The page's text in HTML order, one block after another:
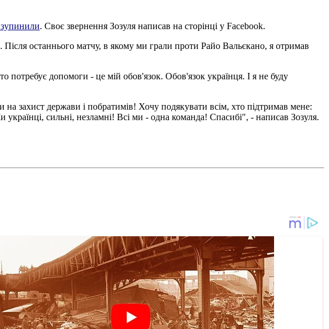
. Своє звернення Зозуля написав на сторінці у Facebook.
останнього матчу, в якому ми грали проти Райо Вальєкано, я отримав
допомоги - це мій обов'язок. Обов'язок українця. І я не буду
захист держави і побратимів! Хочу подякувати всім, хто підтримав мене:
сильні, незламні! Всі ми - одна команда! Спасибі", - написав Зозуля.